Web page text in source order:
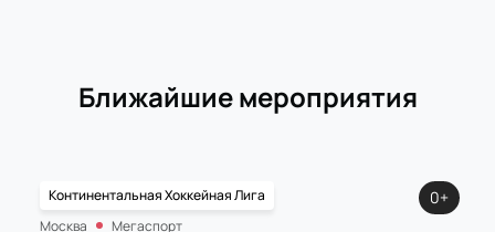
Ближайшие мероприятия
Континентальная Хоккейная Лига
Москва
Мегаспорт
0+